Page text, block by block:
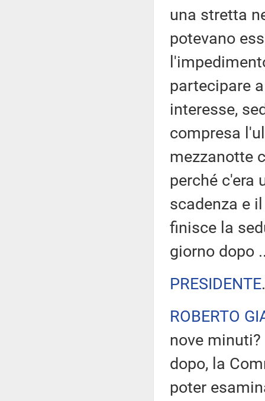
una stretta
potevano
partecipare
interesse,
compresa
mezzanotte
perché c'era
scadenza e
finisce la
giorno dopo
PRESIDENTE
ROBERTO
nove
dopo, la
poter